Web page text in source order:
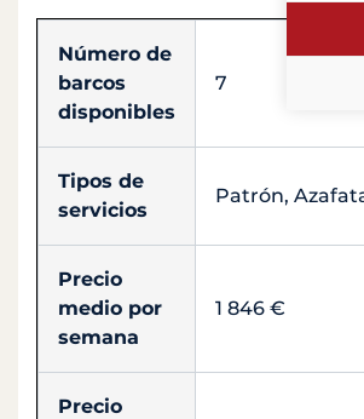
Número de
barcos
disponibles
7
Tipos de
servicios
Patrón,
Precio
medio por
semana
1 846 €
Precio